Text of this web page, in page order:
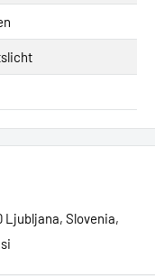
Ljubljana, Slovenia,